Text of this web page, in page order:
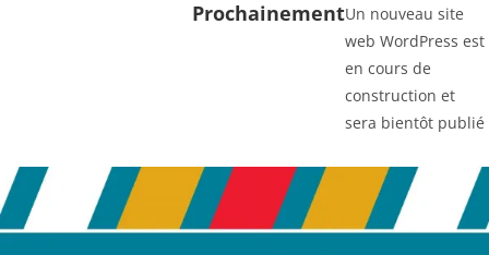
ProchainementUn nouveau site
web WordPress est
en cours de
construction et
sera bientôt publié